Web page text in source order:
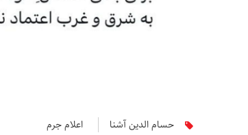
حسام الدین آشنا اعلام جرم